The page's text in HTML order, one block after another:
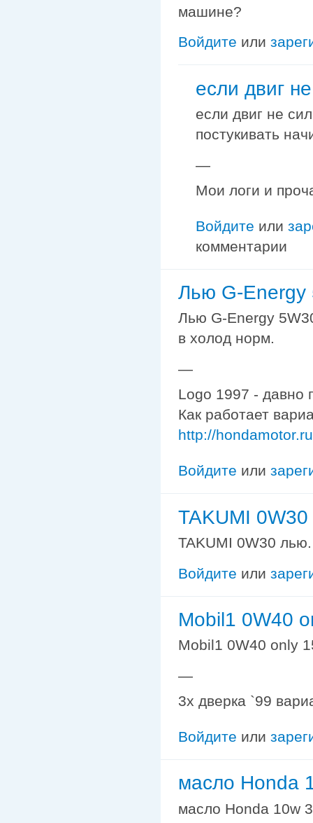
машине?
Войдите или
если двиг
если двиг не
постукивать
—
Мои логи и
Войдите или
комментарии
Лью G-Energy
Лью G-Energy
в холод норм.
—
Logo 1997 - давно
Как работает
http://
Войдите или
TAKUMI
TAKUMI 0W30
Войдите или
Mobil1 0W40
Mobil1 0W40 only
—
3х дверка `99
Войдите или
масло Honda
масло Honda 10w